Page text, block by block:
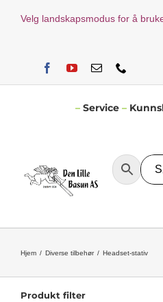
Velg landskapsmodus for å
– Service –
Hjem Diverse tilbehør Headset-stativ
Produkt filter